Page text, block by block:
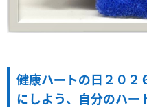
健康ハートの日２０２
にしよう、自分のハ